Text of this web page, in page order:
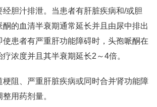
经胆汁排泄。当患者有肝脏疾病和/或胆
的血清半衰期通常延长并且由尿中排出
使患者有严重肝功能障碍时，头孢哌酮在
浓度并且其半衰期延长2～4倍。
梗阻、严重肝脏疾病或同时合并肾功能障
用药剂量。